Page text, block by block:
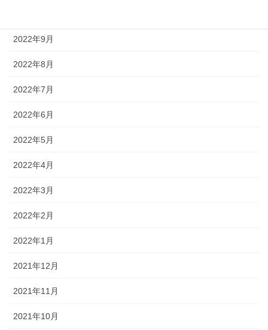
2022年9月
2022年8月
2022年7月
2022年6月
2022年5月
2022年4月
2022年3月
2022年2月
2022年1月
2021年12月
2021年11月
2021年10月